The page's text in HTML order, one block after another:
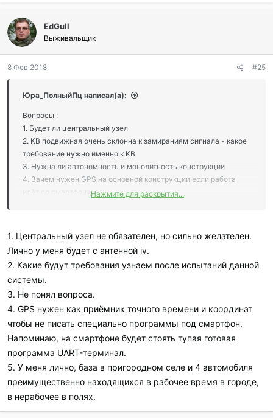
л
:
EdGull
Выживальщик
8 Фев 2018 #25
Юра_ПолныйПц написал(а):
Вопросы :
1. Будет ли центральный узел
2. КВ подвижная очень склонна к замираниям сигнала - какое
требование нужно именно к КВ
3. Нужна ли автономность и монолитность конструкции
4. Зачем нужен GPS на основной конструкции если работа
Нажмите для раскрытия...
1. Центральный узел не обязателен, но сильно желателен.
Лично у меня будет с антенной iv.
2. Какие будут требования узнаем после испытаний данной
системы.
3. Не понял вопроса.
4. GPS нужен как приёмник точного времени и координат
чтобы не писать специально программы под смартфон.
Напоминаю, на смартфоне будет стоять тупая готовая
программа UART-терминал.
5. У меня лично, база в пригородном селе и 4 автомобиля
преимущественно находящихся в рабочее время в городе,
в нерабочее в полях.